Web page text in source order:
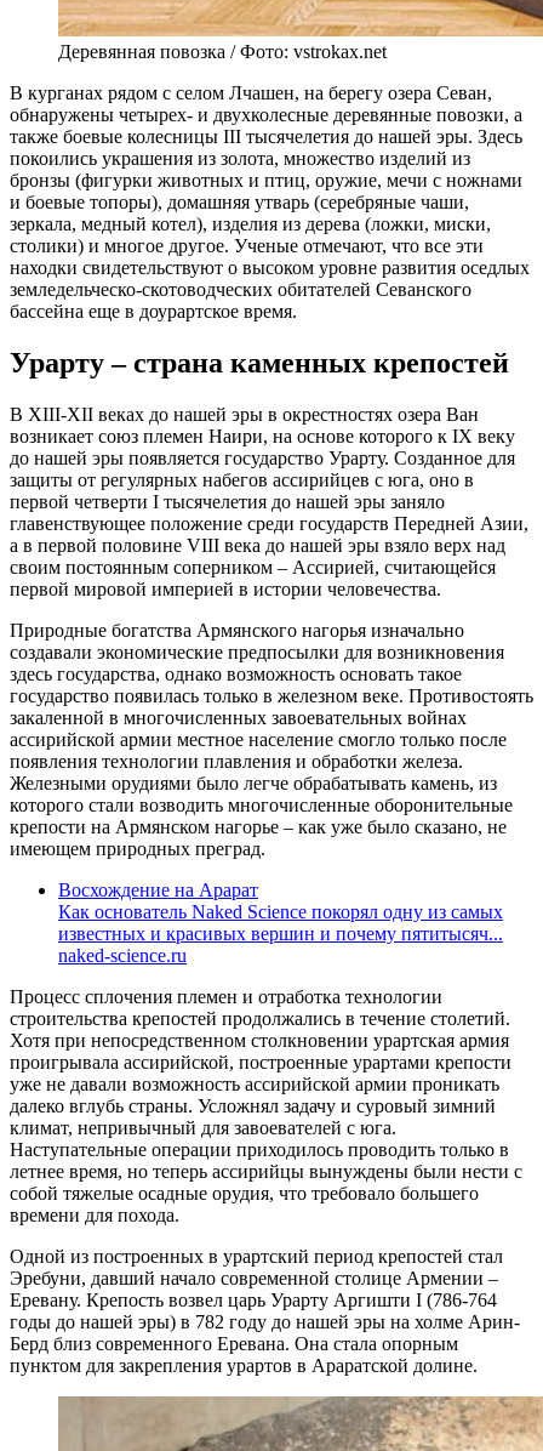
Деревянная повозка / Фото: vstrokax.net
В курганах рядом с селом Лчашен, на берегу озера Севан,
обнаружены четырех- и двухколесные деревянные повозки, а
также боевые колесницы III тысячелетия до нашей эры. Здесь
покоились украшения из золота, множество изделий из
бронзы (фигурки животных и птиц, оружие, мечи с ножнами
и боевые топоры), домашняя утварь (серебряные чаши,
зеркала, медный котел), изделия из дерева (ложки, миски,
столики) и многое другое. Ученые отмечают, что все эти
находки свидетельствуют о высоком уровне развития оседлых
земледельческо-скотоводческих обитателей Севанского
бассейна еще в доурартское время.
Урарту – страна каменных крепостей
В XIII-XII веках до нашей эры в окрестностях озера Ван
возникает союз племен Наири, на основе которого к IX веку
до нашей эры появляется государство Урарту. Созданное для
защиты от регулярных набегов ассирийцев с юга, оно в
первой четверти I тысячелетия до нашей эры заняло
главенствующее положение среди государств Передней Азии,
а в первой половине VIII века до нашей эры взяло верх над
своим постоянным соперником – Ассирией, считающейся
первой мировой империей в истории человечества.
Природные богатства Армянского нагорья изначально
создавали экономические предпосылки для возникновения
здесь государства, однако возможность основать такое
государство появилась только в железном веке. Противостоять
закаленной в многочисленных завоевательных войнах
ассирийской армии местное население смогло только после
появления технологии плавления и обработки железа.
Железными орудиями было легче обрабатывать камень, из
которого стали возводить многочисленные оборонительные
крепости на Армянском нагорье – как уже было сказано, не
имеющем природных преград.
Восхождение на Арарат
Как основатель Naked Science покорял одну из самых
известных и красивых вершин и почему пятитысяч...
naked-science.ru
Процесс сплочения племен и отработка технологии
строительства крепостей продолжались в течение столетий.
Хотя при непосредственном столкновении урартская армия
проигрывала ассирийской, построенные урартами крепости
уже не давали возможность ассирийской армии проникать
далеко вглубь страны. Усложнял задачу и суровый зимний
климат, непривычный для завоевателей с юга.
Наступательные операции приходилось проводить только в
летнее время, но теперь ассирийцы вынуждены были нести с
собой тяжелые осадные орудия, что требовало большего
времени для похода.
Одной из построенных в урартский период крепостей стал
Эребуни, давший начало современной столице Армении –
Еревану. Крепость возвел царь Урарту Аргишти I (786-764
годы до нашей эры) в 782 году до нашей эры на холме Арин-
Берд близ современного Еревана. Она стала опорным
пунктом для закрепления урартов в Араратской долине.